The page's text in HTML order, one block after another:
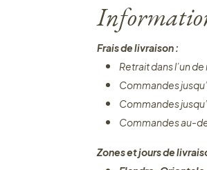
Frais de livraison :
Retrait dans l’un
Commandes
Commandes
Commandes au-
Zones et jours de